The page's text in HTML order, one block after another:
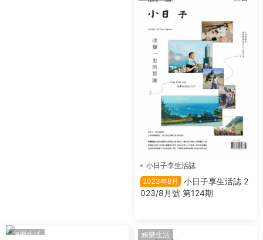
小日子享生活誌
2023年8月
小日子享生活誌 2
023/8月號 第124期
娛樂生活
娛樂生活